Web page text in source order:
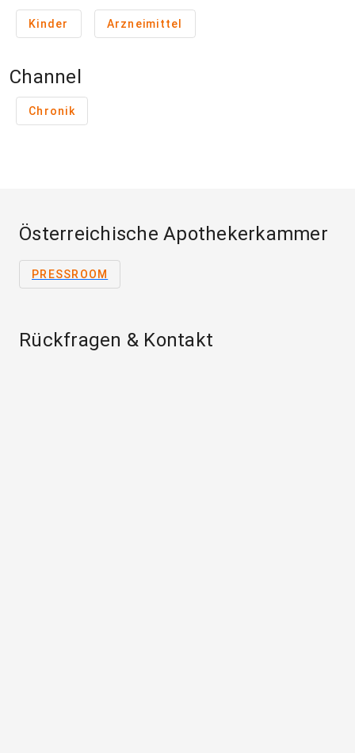
Kinder Arzneimittel
Channel
Chronik
Österreichische Apothekerkammer
PRESSROOM
Rückfragen & Kontakt